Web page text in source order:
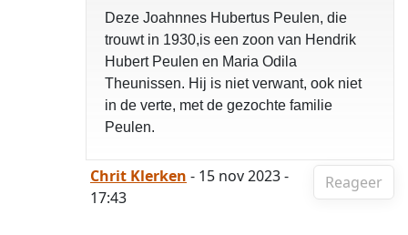
Deze Joahnnes Hubertus Peulen, die
trouwt in 1930,is een zoon van Hendrik
Hubert Peulen en Maria Odila
Theunissen. Hij is niet verwant, ook niet
in de verte, met de gezochte familie
Peulen.
Reageer
Chrit Klerken - 15 nov 2023 -
17:43